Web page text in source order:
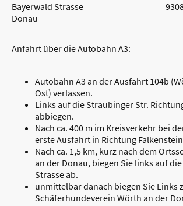
Bayerwald Strasse 93086
Donau
Anfahrt über die Autobahn A3:
Autobahn A3 an der Ausfahrt 104b
Ost) verlassen.
Links auf die Straubinger Str.
abbiegen.
Nach ca. 400 m im Kreisverkehr bei
erste Ausfahrt in Richtung
Nach ca. 1,5 km, kurz nach dem
an der Donau, biegen Sie links auf
Strasse ab.
unmittelbar danach biegen Sie Links
Schäferhundeverein Wörth an der